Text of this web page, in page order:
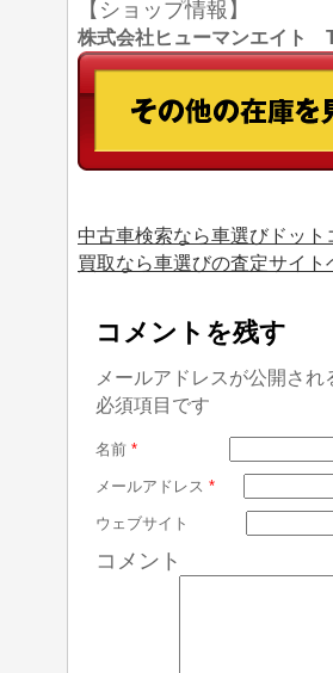
【ショップ情報】
株式会社ヒューマンエイト
中古車検索なら車選びドット
買取なら車選びの査定サイト
コメントを残す
メールアドレスが公開さ
必須項目です
名前 *
メールアドレス *
ウェブサイト
コメント